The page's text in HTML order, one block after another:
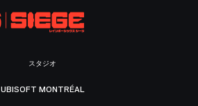
スタジオ
UBISOFT MONTRÉAL